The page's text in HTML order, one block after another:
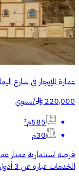
عمارة للإيجار في شارع
220,000
§
/سنوي
585م²
30م
فرصة استثمارية ممتاز
الخدمات عباره عن 3 أدوار وملحق 12 شقه المصعد مؤسس له الدور الارضي جاهز سراميك ونوافذ بقية الأدوار باقي حسب رغبة المستثمر يشطب فيه تفاوض في الايجار وفيه مهله في بداية العقد